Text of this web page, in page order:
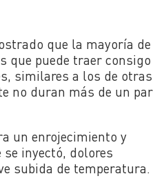
que la mayoría de
que puede traer consigo
similares a los de otras
no duran más de un par
un enrojecimiento y
inyectó, dolores
subida de temperatura.